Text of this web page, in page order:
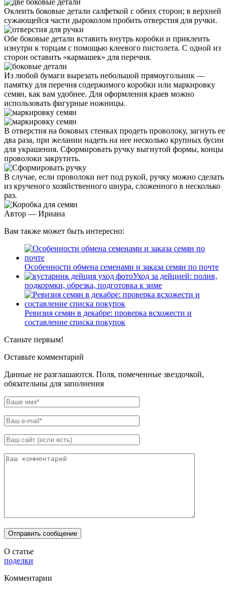
Оклеить боковые детали салфеткой с обеих сторон; в верхней
сужающейся части дыроколом пробить отверстия для ручки.
Обе боковые детали вставить внутрь коробки и приклеить
изнутри к торцам с помощью клеевого пистолета. С одной из
сторон оставить «кармашек» для перечня.
Из любой бумаги вырезать небольшой прямоугольник —
памятку для перечня содержимого коробки или маркировку
семян, как вам удобнее. Для оформления краев можно
использовать фигурные ножницы.
В отверстия на боковых стенках продеть проволоку, загнуть ее
два раза, при желании надеть на нее несколько крупных бусин
для украшения. Сформировать ручку выгнутой формы, концы
проволоки закрутить.
В случае, если проволоки нет под рукой, ручку можно сделать
из крученого хозяйственного шнура, сложенного в несколько
раз.
Автор — Ириана
Вам также может быть интересно:
Особенности обмена семенами и заказа семян по почте
Уход за дейцией: полив,
подкормки, обрезка, подготовка к зиме
Ревизия семян в декабре: проверка всхожести и
составление списка покупок
Станьте первым!
Оставьте комментарий
Данные не разглашаются. Поля, помеченные звездочкой,
обязательны для заполнения
О статье
поделки
Комментарии